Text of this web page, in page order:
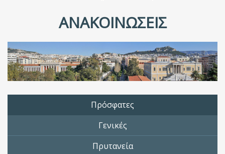
ΑΝΑΚΟΙΝΩΣΕΙΣ
Πρόσφατες
Γενικές
Πρυτανεία